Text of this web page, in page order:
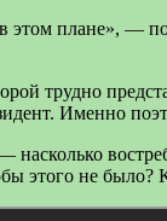
плане», —
трудно
Именно
этого не